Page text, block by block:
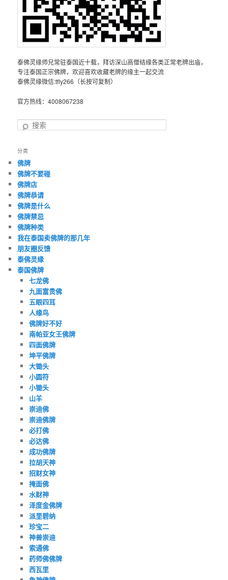
泰佛灵缘师兄常驻泰国近十载，拜访深山高僧结缘各类正常老牌出庙，
专注泰国正宗佛牌，欢迎喜欢收藏老牌的缘主一起交流
泰佛灵缘微信:tfly266（长按可复制）
官方热线：4008067238
搜
分类
佛牌
佛牌不要碰
佛牌店
佛牌恭请
佛牌是什么
佛牌禁忌
佛牌种类
我在泰国卖佛牌的那几年
朋友圈反馈
泰佛灵缘
泰国佛牌
七龙佛
九面富贵佛
五眼四耳
人缘鸟
佛牌好不好
南帕亚女王佛牌
四面佛牌
坤平佛牌
大锄头
小圆符
小锄头
山羊
崇迪佛
崇迪佛牌
必打佛
必达佛
成功佛牌
拉胡天神
招财女神
掩面佛
水财神
泽度金佛牌
派里碧纳
珍宝二
神兽崇迪
索通佛
药师佛佛牌
西瓦里